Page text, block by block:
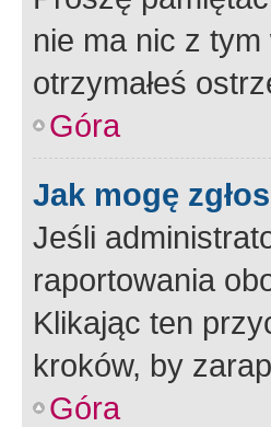
nie ma nic z
otrzymałeś
Góra
Jak mogę
Jeśli
raportowania
Klikając ten
kroków, by
Góra